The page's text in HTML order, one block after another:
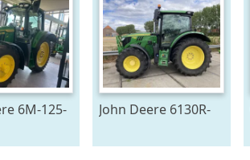
6M-125-
John Deere 6130R-